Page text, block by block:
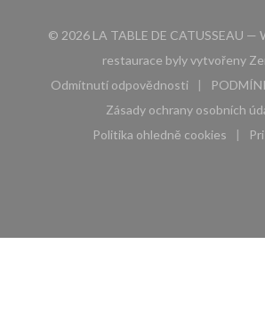
© 2026 LA TABLE DE CATUSSEAU —
restaurace byly vytvořeny
Odmítnutí odpovědnosti
((otevře se v novém
Zásady ochrany osobních
((otevře
Politika ohledně cookies
((otevře se v